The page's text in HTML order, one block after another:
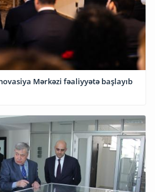
Mərkəzi fəaliyyətə başlayıb